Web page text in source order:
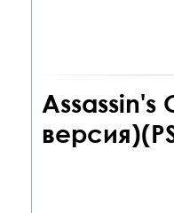
Assassin's